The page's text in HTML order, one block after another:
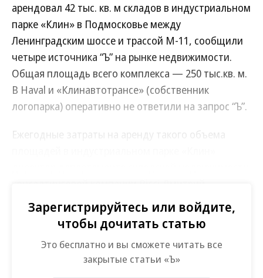
арендовал 42 тыс. кв. м складов в индустриальном
парке «Клин» в Подмосковье между
Ленинградским шоссе и трассой М-11, сообщили
четыре источника “Ъ” на рынке недвижимости.
Общая площадь всего комплекса — 250 тыс.кв. м.
В Haval и «Клинавтотрансе» (собственник
логопарка) оперативно не ответили на запрос “Ъ”.
Ежегодные затраты на аренду такого объема
Герастовский оценивает в 609 млн руб. в год, из
расчета 14,5 тыс. руб. за 1 кв. м. Партнер Bright
Rich | CORFAC International Виктор Заглумин
называет сумму в 630 млн руб. в год.
Зарегистрируйтесь или войдите,
чтобы дочитать статью
Это бесплатно и вы сможете читать все
закрытые статьи «Ъ»